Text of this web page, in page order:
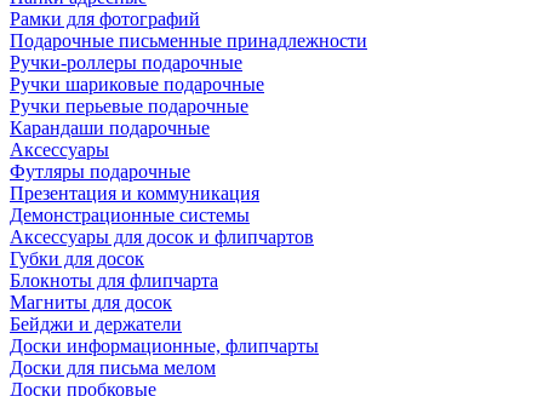
Рамки для фотографий
Подарочные письменные принадлежности
Ручки-роллеры подарочные
Ручки шариковые подарочные
Ручки перьевые подарочные
Карандаши подарочные
Аксессуары
Футляры подарочные
Презентация и коммуникация
Демонстрационные системы
Аксессуары для досок и флипчартов
Губки для досок
Блокноты для флипчарта
Магниты для досок
Бейджи и держатели
Доски информационные, флипчарты
Доски для письма мелом
Доски пробковые